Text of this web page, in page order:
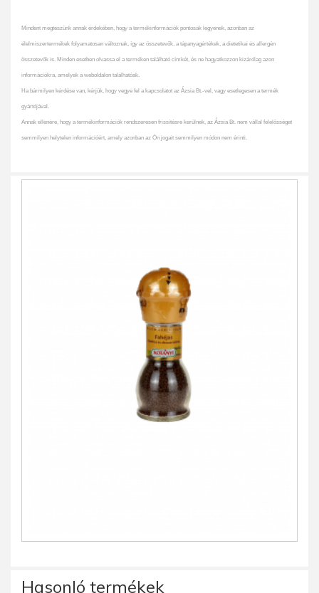
Mindent megteszünk annak érdekében, hogy a termékinformációk pontosak legyenek, azonban az
élelmiszertermékek folyamatosan változnak, így az összetevők, a tápanyagértékek, a dietetikai és allergén
összetevők is. Minden esetben olvassa el a terméken található címkét, és ne hagyatkozzon kizárólag azon
információkra, amelyek a weboldalon találhatóak.
Ha bármilyen kérdése van, kérjük, hogy vegye fel a kapcsolatot az Ázsia Bt.-vel, vagy esetlegesen a termék
gyártójával.
Annak ellenére, hogy a termékinformációk rendszeresen frissítésre kerülnek, az Ázsia Bt. nem vállal felelősséget
semmilyen helytelen információért, amely azonban az Ön jogait semmilyen módon nem érinti.
Hasonló termékek